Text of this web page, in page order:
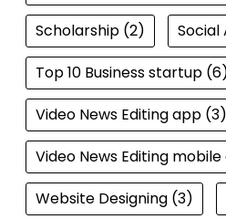
Scholarship(2) Social
Top 10 Business startup
Video News Editing app(3)
Video News Editing
Website Designing(3)